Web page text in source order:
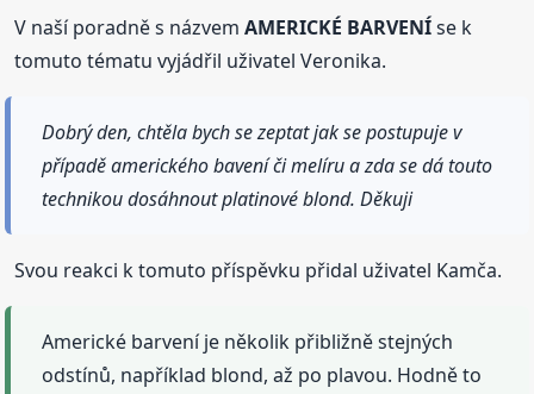
V naší poradně s názvemAMERICKÉ BARVENÍse k
tomuto tématu vyjádřil uživatel Veronika.
Dobrý den, chtěla bych se zeptat jak se postupuje v
případě amerického bavení či melíru a zda se dá touto
technikou dosáhnout platinové blond. Děkuji
Svou reakci k tomuto příspěvku přidal uživatel Kamča.
Americké barvení je několik přibližně stejných
odstínů, například blond, až po plavou. Hodně to